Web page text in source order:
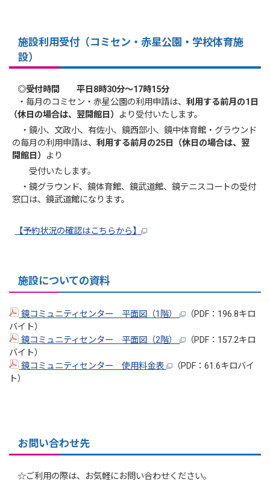
施設利用受付（コミセン・赤星公園・学校体育施
設）
◎受付時間 平日8時30分～17時15分
・毎月のコミセン・赤星公園の利用申請は、利用する前月の1日
（休日の場合は、翌開館日） より受付いたします。
・鏡小、文政小、有佐小、鏡西部小、鏡中体育館・グラウンド
の毎月の利用申請は、利用する前月の25日（休日の場合は、翌
開館日） より
受付いたします。
・鏡グラウンド、鏡体育館、鏡武道館、鏡テニスコートの受付
窓口は、鏡武道館になります。
【予約状況の確認はこちらから】
施設についての資料
鏡コミュニティセンター 平面図（1階）
（PDF：196.8キロ
バイト）
鏡コミュニティセンター 平面図（2階）
（PDF：157.2キロ
バイト）
鏡コミュニティセンター 使用料金表
（PDF：61.6キロバイ
ト）
お問い合わせ先
☆ご利用の際は、お気軽にお問い合わせください。